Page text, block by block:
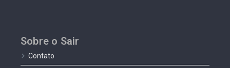
Sobre o Sair
Contato